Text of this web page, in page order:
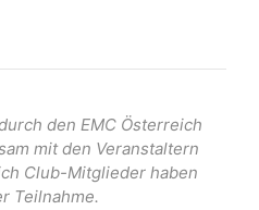
den EMC Österreich
mit den Veranstaltern
Club-Mitglieder haben
Teilnahme.